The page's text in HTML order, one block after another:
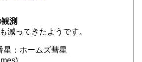
測
減ってきたようです。
星：ホームズ彗星